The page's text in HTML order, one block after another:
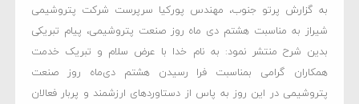
به گزارش پرتو جنوب، مهندس پورکیا سرپرست شرکت پتروشیمی
شیراز به مناسبت هشتم دی ماه روز صنعت پتروشیمی، پیام تبریکی
بدین شرح منتشر نمود: به نام خدا با عرض سلام و تبریک خدمت
همکاران گرامی بمناسبت فرا رسیدن هشتم دی‌ماه روز صنعت
پتروشیمی در این روز به پاس از دستاوردهای ارزشمند و پربار فعالان